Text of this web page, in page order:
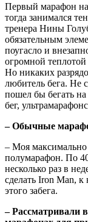
Первый марафон
тогда занимался
тренера Нины
обязательным
поугасло и
огромной
Но никаких
любитель бега. Не
пошел бы бегать на
бег,
– Обычные
– Моя
полумарафон. По
несколько раз в
сделать Iron Man, к
этого забега.
– Рассматривали